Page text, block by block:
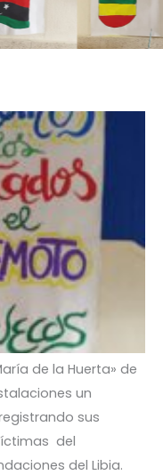
de la Huerta» de
un
sus
del
del Libia.